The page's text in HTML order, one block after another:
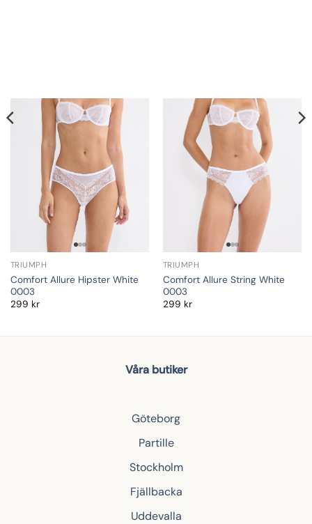
TRIUMPH
Comfort Allure Hipster White
0003
299 kr
TRIUMPH
Comfort Allure String White
0003
299 kr
Våra butiker
Göteborg
Partille
Stockholm
Fjällbacka
Uddevalla